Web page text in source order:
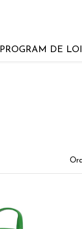
PROGRAM DE